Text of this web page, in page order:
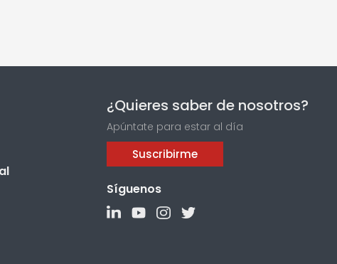
¿Quieres saber de nosotros?
Apúntate para estar al día
Suscribirme
Síguenos